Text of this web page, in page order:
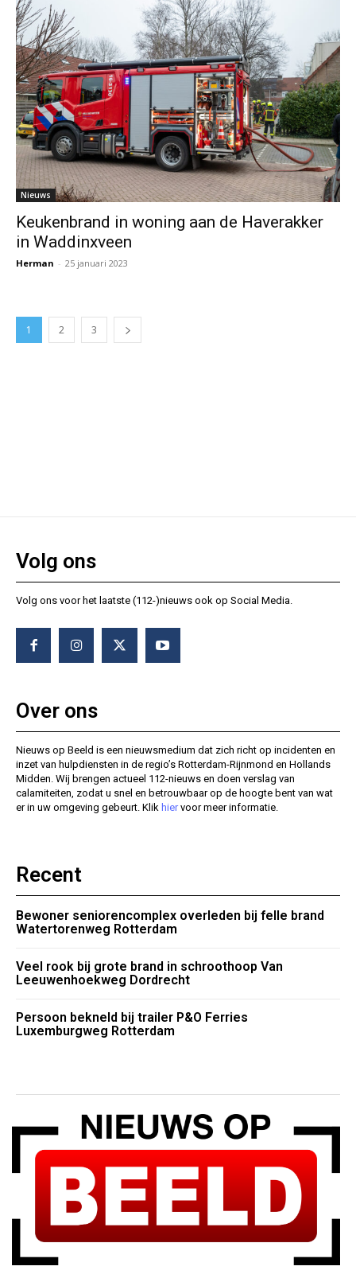
Nieuws
Keukenbrand in woning aan de Haverakker
in Waddinxveen
Herman - 25 januari 2023
1 2 3
Volg ons
Volg ons voor het laatste (112-)nieuws ook op Social Media.
Over ons
Nieuws op Beeld is een nieuwsmedium dat zich richt op incidenten en
inzet van hulpdiensten in de regio’s Rotterdam-Rijnmond en Hollands
Midden. Wij brengen actueel 112-nieuws en doen verslag van
calamiteiten, zodat u snel en betrouwbaar op de hoogte bent van wat
er in uw omgeving gebeurt. Klik hiervoor meer informatie.
Recent
Bewoner seniorencomplex overleden bij felle brand
Watertorenweg Rotterdam
Veel rook bij grote brand in schroothoop Van
Leeuwenhoekweg Dordrecht
Persoon bekneld bij trailer P&O Ferries
Luxemburgweg Rotterdam